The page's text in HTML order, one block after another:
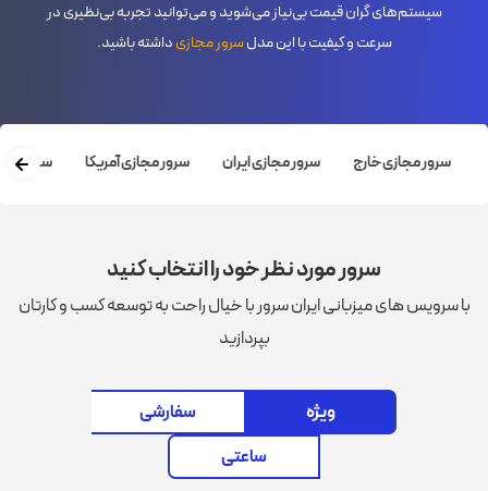
سیستم‌های گران قیمت بی‌نیاز می‌شوید و می‌توانید تجربه بی‌نظیری در
سرعت و کیفیت با این مدلسرور مجازیداشته باشید.
سرور مجازی خارج سرور مجازی ایران سرور مجازی آمریکا سرور
سرور مورد نظر خود را انتخاب کنید
با سرویس های میزبانی ایران سرور با خیال راحت به توسعه کسب و کارتان
بپردازید
ویژه
سفارشی
ساعتی